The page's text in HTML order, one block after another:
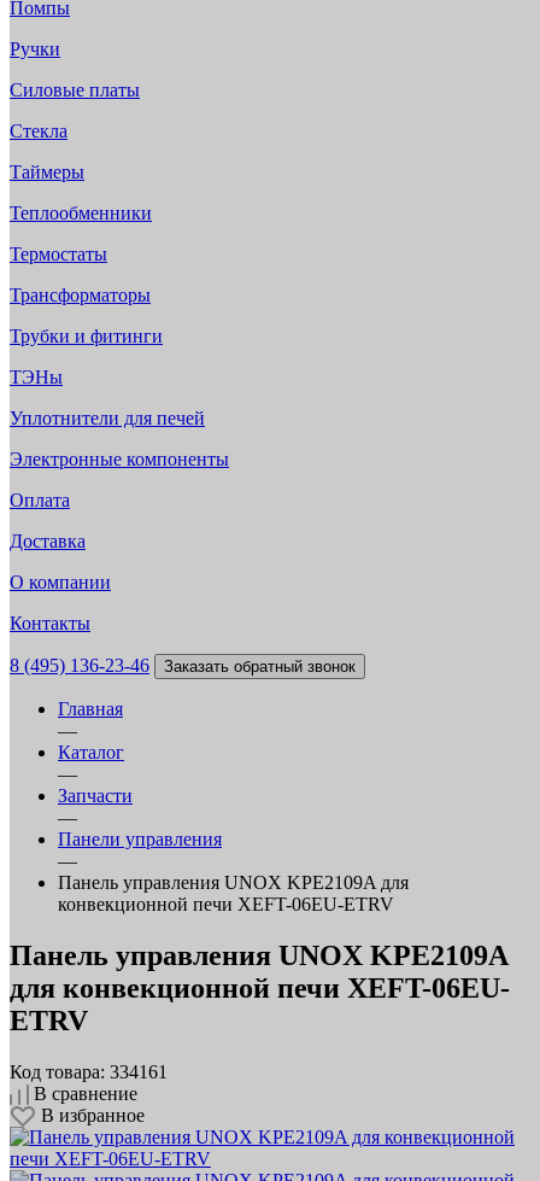
Помпы
Ручки
Силовые платы
Стекла
Таймеры
Теплообменники
Термостаты
Трансформаторы
Трубки и фитинги
ТЭНы
Уплотнители для печей
Электронные компоненты
Оплата
Доставка
О компании
Контакты
8 (495) 136-23-46 Заказать обратный звонок
Главная
—
Каталог
—
Запчасти
—
Панели управления
—
Панель управления UNOX KPE2109A для
конвекционной печи XEFT-06EU-ETRV
Панель управления UNOX KPE2109A
для конвекционной печи XEFT-06EU-
ETRV
Код товара: 334161
В сравнение
В избранное